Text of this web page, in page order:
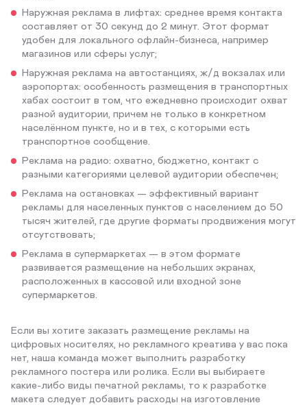
Наружная реклама в лифтах: среднее время контакта
составляет от 30 секунд до 2 минут. Этот формат
удобен для локального офлайн-бизнеса, например
магазинов или сферы услуг;
Наружная реклама на автостанциях, ж/д вокзалах или
аэропортах: особенность размещения в транспортных
хабах состоит в том, что ежедневно происходит охват
разной аудитории, причем не только в конкретном
населённом пункте, но и в тех, с которыми есть
транспортное сообщение.
Реклама на радио: охватно, бюджетно, контакт с
разными категориями целевой аудитории обеспечен;
Реклама на остановках — эффективный вариант
рекламы для населенных пунктов с населением до 50
тысяч жителей, где другие форматы продвижения могут
отсутствовать;
Реклама в супермаркетах — в этом формате
развивается размещение на небольших экранах,
расположенных в кассовой или входной зоне
супермаркетов.
Если вы хотите заказать размещение рекламы на
цифровых носителях, но рекламного креатива у вас пока
нет, наша команда может выполнить разработку
рекламного постера или ролика. Если вы выбираете
какие-либо виды печатной рекламы, то к разработке
макета следует добавить расходы на изготовление